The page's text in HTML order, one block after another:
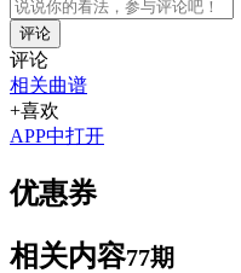
评论
评论
相关曲谱
+喜欢
APP中打开
优惠券
相关内容77期